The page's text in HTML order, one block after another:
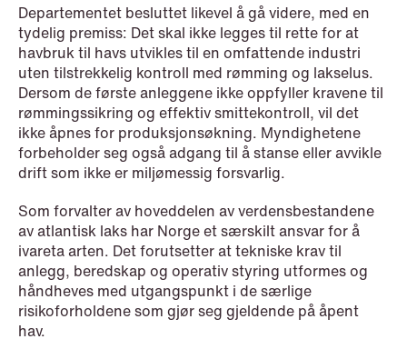
NEWS
Data centers: The cloud and AI
development act
Read more
Departementet besluttet likevel å gå videre, med en
tydelig premiss: Det skal ikke legges til rette for at
havbruk til havs utvikles til en omfattende industri
uten tilstrekkelig kontroll med rømming og lakselus.
Dersom de første anleggene ikke oppfyller kravene til
rømmingssikring og effektiv smittekontroll, vil det
ikke åpnes for produksjonsøkning. Myndighetene
forbeholder seg også adgang til å stanse eller avvikle
drift som ikke er miljømessig forsvarlig.
Som forvalter av hoveddelen av verdensbestandene
av atlantisk laks har Norge et særskilt ansvar for å
ivareta arten. Det forutsetter at tekniske krav til
anlegg, beredskap og operativ styring utformes og
håndheves med utgangspunkt i de særlige
risikoforholdene som gjør seg gjeldende på åpent
hav.